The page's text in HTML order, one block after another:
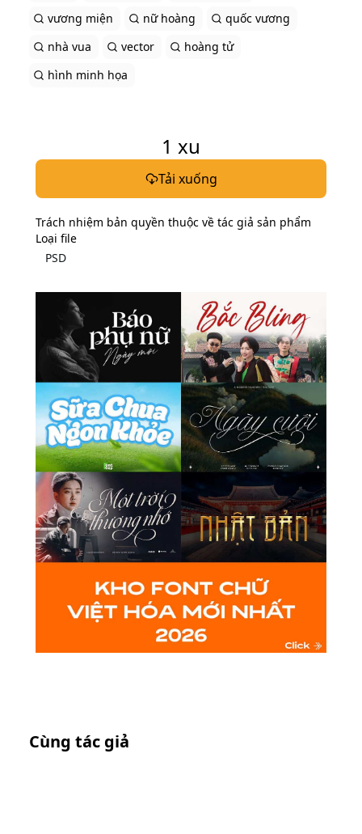
vương miện
nữ hoàng
quốc vương
nhà vua
vector
hoàng tử
hình minh họa
1 xu
Tải xuống
Trách nhiệm bản quyền thuộc về tác giả sản phẩm
Loại file
PSD
Cùng tác giả